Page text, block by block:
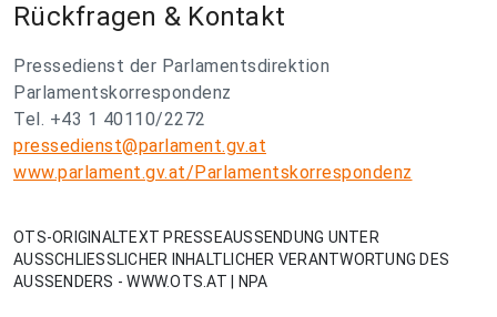
Rückfragen & Kontakt
Pressedienst der Parlamentsdirektion
Parlamentskorrespondenz
Tel. +43 1 40110/2272
pressedienst@parlament.gv.at
www.parlament.gv.at/Parlamentskorrespondenz
OTS-ORIGINALTEXT PRESSEAUSSENDUNG UNTER
AUSSCHLIESSLICHER INHALTLICHER VERANTWORTUNG DES
AUSSENDERS - WWW.OTS.AT | NPA